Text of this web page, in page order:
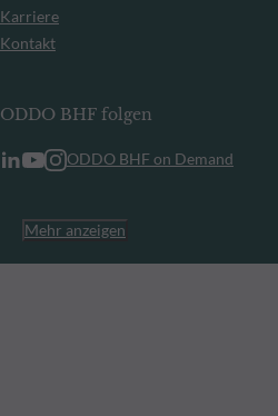
Karriere
Kontakt
ODDO BHF folgen
ODDO BHF on Demand
Mehr anzeigen